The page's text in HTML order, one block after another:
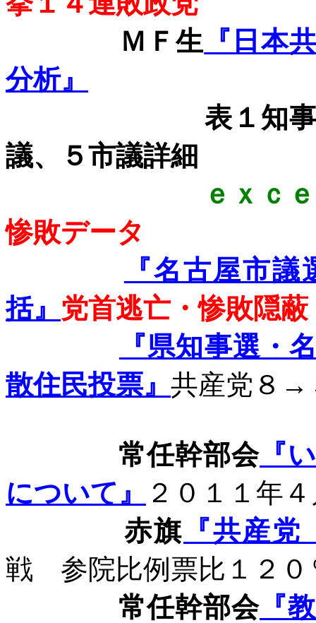
ＭＦ生 『日本
分析』
表１知事、２県
議、５市議詳細
ｅｘｃ
惨敗データ
『名古屋市
括』 党首逃亡・惨敗隠蔽
『県知事選・
散住民投票』 共産党８→
常任幹部会 『
について』
２０１１年
赤旗 『共産
戦 参院比例票比１２０
常任幹部会 『